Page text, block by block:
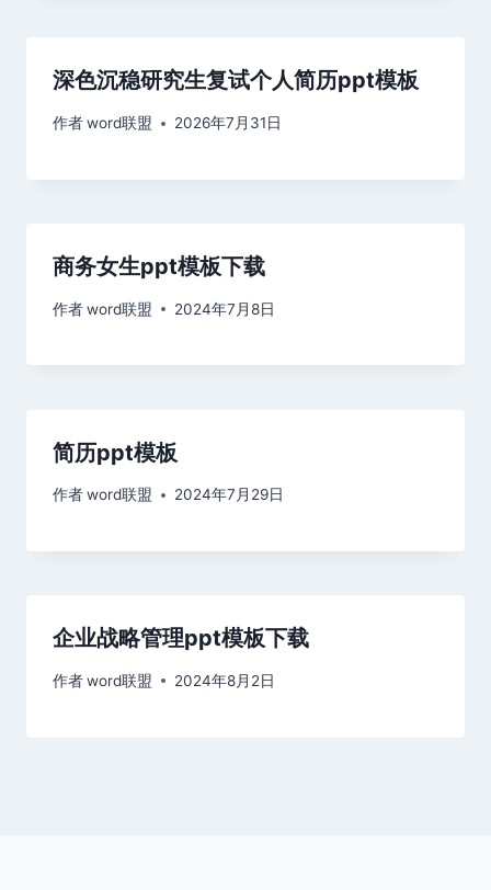
深色沉稳研究生复试个人简历ppt模板
作者word联盟 2026年7月31日
商务女生ppt模板下载
作者word联盟 2024年7月8日
简历ppt模板
作者word联盟 2024年7月29日
企业战略管理ppt模板下载
作者word联盟 2024年8月2日